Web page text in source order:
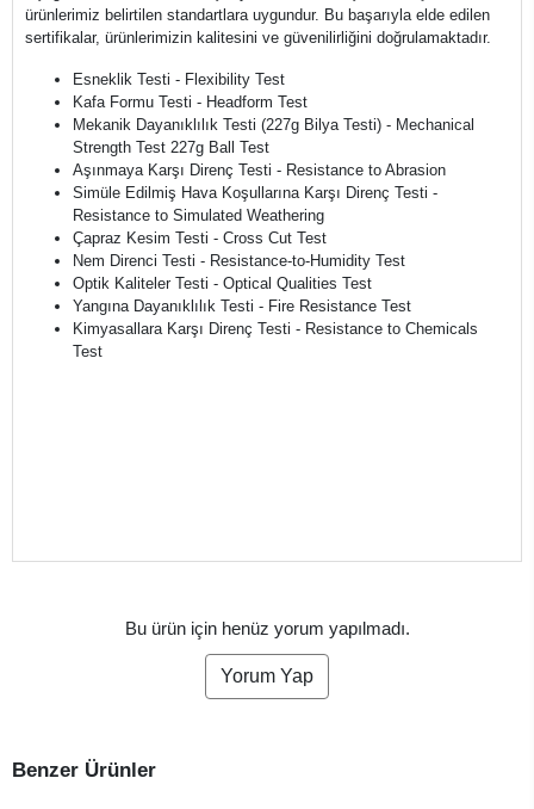
ürünlerimiz belirtilen standartlara uygundur. Bu başarıyla elde edilen
sertifikalar, ürünlerimizin kalitesini ve güvenilirliğini doğrulamaktadır.
Esneklik Testi - Flexibility Test
Kafa Formu Testi - Headform Test
Mekanik Dayanıklılık Testi (227g Bilya Testi) - Mechanical
Strength Test 227g Ball Test
Aşınmaya Karşı Direnç Testi - Resistance to Abrasion
Simüle Edilmiş Hava Koşullarına Karşı Direnç Testi -
Resistance to Simulated Weathering
Çapraz Kesim Testi - Cross Cut Test
Nem Direnci Testi - Resistance-to-Humidity Test
Optik Kaliteler Testi - Optical Qualities Test
Yangına Dayanıklılık Testi - Fire Resistance Test
Kimyasallara Karşı Direnç Testi - Resistance to Chemicals
Test
Bu ürün için henüz yorum yapılmadı.
Yorum Yap
Benzer Ürünler